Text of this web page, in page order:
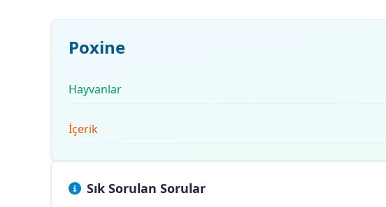
Poxine
Hayvanlar
İçerik
Sık Sorulan Sorular